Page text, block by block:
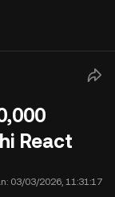
React
03/03/2026, 11:31:17